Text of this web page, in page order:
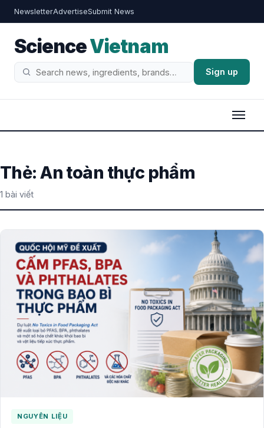
NewsletterAdvertiseSubmit News
ScienceVietnam
Tìm
Sign up
Thẻ:An toàn thực phẩm
1 bài viết
NGUYÊN LIỆU